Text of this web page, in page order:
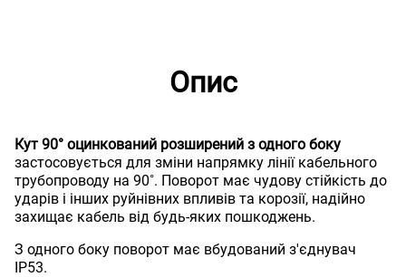
Опис
Кут 90° оцинкований розширений з одного боку
застосовується для зміни напрямку лінії кабельного
трубопроводу на 90˚. Поворот має чудову стійкість до
ударів і інших руйнівних впливів та корозії, надійно
захищає кабель від будь-яких пошкоджень.
З одного боку поворот має вбудований з'єднувач
IP53.